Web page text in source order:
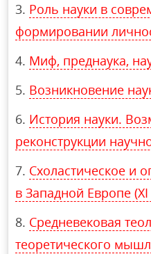
Роль науки в
формировании
Миф, преднаука,
Возникновение
История науки.
реконструкции
Схоластическое и
в Западной Европе (ХI
Средневековая
теоретического